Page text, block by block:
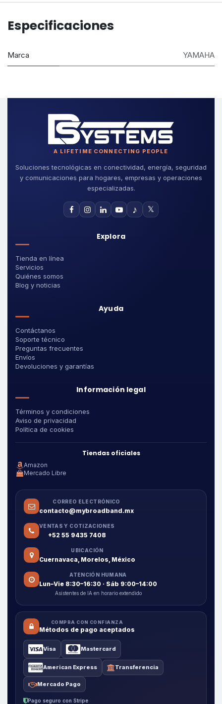
Especificaciones
Marca YAMAHA
A LIFETIME CONNECTING PEOPLE
Soluciones tecnológicas en conectividad, energía, seguridad
y comunicaciones para hogares, empresas y operaciones
especializadas.
♪ 𝕏
Explora
Tienda en línea
Servicios
Quiénes somos
Blog y noticias
Ayuda
Contáctanos
Soporte técnico
Preguntas frecuentes
Envíos
Devoluciones y garantías
Información legal
Términos y condiciones
Aviso de privacidad
Política de cookies
Tiendas oficiales
Amazon
Mercado Libre
CORREO ELECTRÓNICO
contacto@mybroadband.mx
VENTAS Y COTIZACIONES
+52 55 9435 7408
UBICACIÓN
Cuernavaca, Morelos, México
ATENCIÓN HUMANA
Lun–Vie 8:30–16:30 · Sáb 9:00–14:00
Asistentes de IA en horario extendido
COMPRA CON CONFIANZA
Métodos de pago aceptados
Visa Mastercard
American Express Transferencia
Mercado Pago
Pago seguro con Stripe